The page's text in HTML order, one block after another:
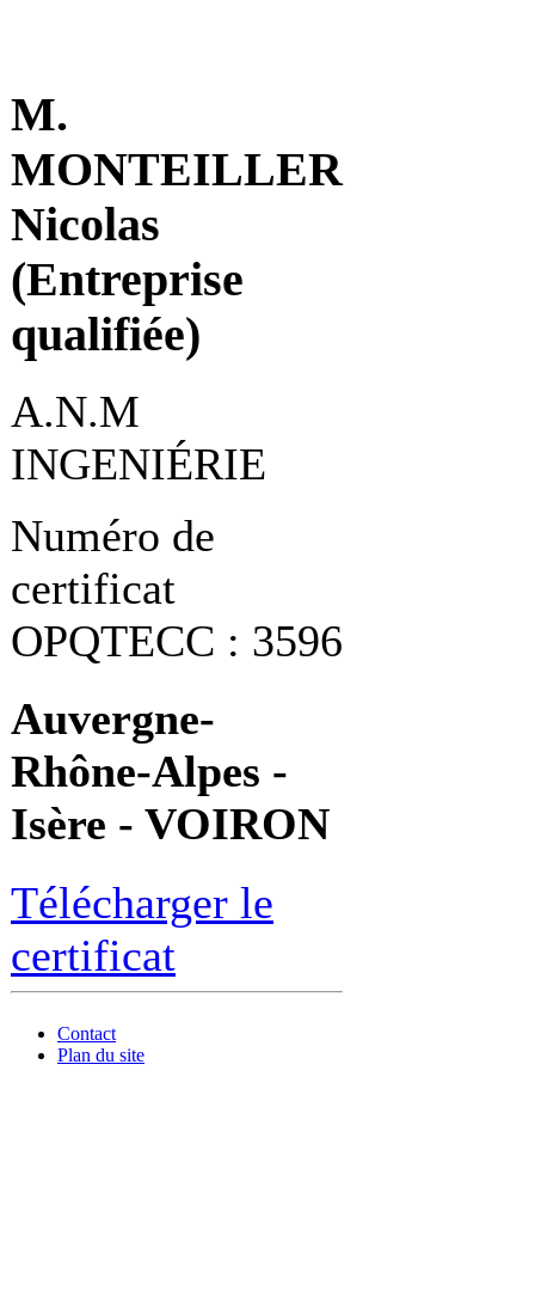
M.
MONTEILLER
Nicolas
(Entreprise
qualifiée)
A.N.M
INGENIÉRIE
Numéro de
certificat
OPQTECC : 3596
Auvergne-
Rhône-Alpes -
Isère - VOIRON
Télécharger le
certificat
Contact
Plan du site